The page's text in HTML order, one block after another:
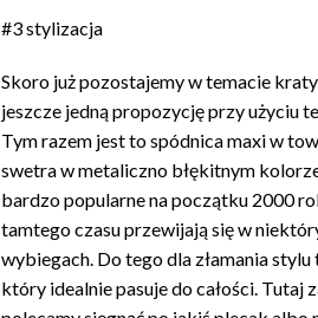
#3 stylizacja
Skoro już pozostajemy w temacie
jeszcze jedną propozycję przy użyciu
Tym razem jest to spódnica maxi w
swetra w metaliczno błękitnym
bardzo popularne na początku 2000
tamtego czasu przewijają się w
wybiegach. Do tego dla złamania
który idealnie pasuje do całości. Tutaj